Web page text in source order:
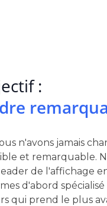
:
n'avons jamais
et remarquable.
de l'affichage
d'abord
qui prend le plus